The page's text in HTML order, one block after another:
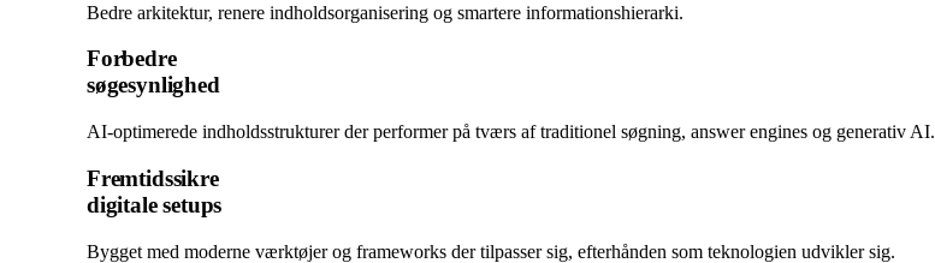
Bedre arkitektur, renere indholdsorganisering og smartere informationshierarki.
Forbedre
søgesynlighed
AI-optimerede indholdsstrukturer der performer på tværs af traditionel søgning, answer engines og generativ AI.
Fremtidssikre
digitale setups
Bygget med moderne værktøjer og frameworks der tilpasser sig, efterhånden som teknologien udvikler sig.